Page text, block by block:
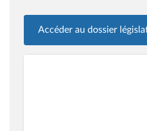
Accéder au dossier